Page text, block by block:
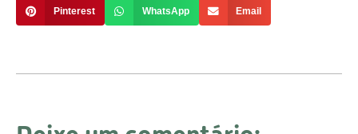
Pinterest WhatsApp Email